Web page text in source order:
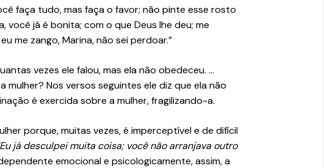
faça tudo, mas faça o favor; não pinte esse rosto
você já é bonita; com o que Deus lhe deu; me
me zango, Marina, não sei perdoar.”
vezes ele falou, mas ela não obedeceu. …
Nos versos seguintes ele diz que ela não
é exercida sobre a mulher, fragilizando-a.
porque, muitas vezes, é imperceptível e de difícil
já desculpei muita coisa; você não arranjava outro
emocional e psicologicamente, assim, a